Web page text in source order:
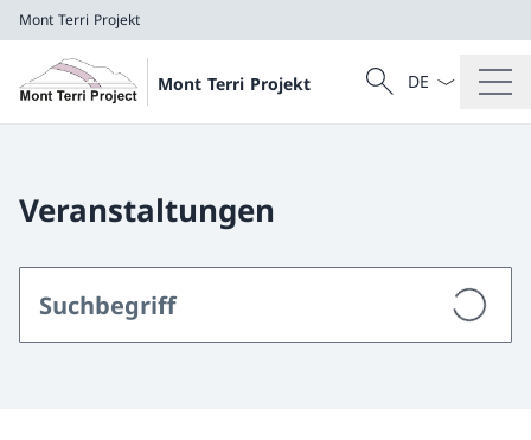
Mont Terri Projekt
Mont Terri Projekt
Suche
Suche
Sprach
Veranstaltungen